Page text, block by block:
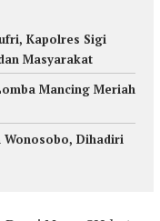
Kapolres Sigi
Masyarakat
Mancing Meriah
Wonosobo, Dihadiri